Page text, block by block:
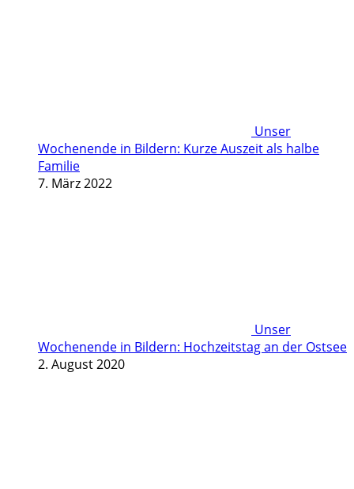
Unser
Wochenende in Bildern: Kurze Auszeit als halbe
Familie
7. März 2022
Unser
Wochenende in Bildern: Hochzeitstag an der Ostsee
2. August 2020